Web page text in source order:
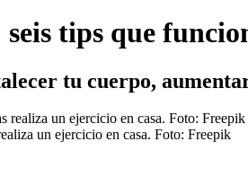
tips que
tu cuerpo,
un ejercicio en casa. Foto: Freepik